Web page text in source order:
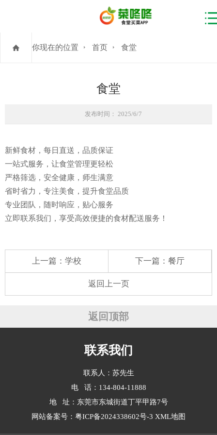
你现在的位置 首页 食堂
食堂
发布时间： 2025/6/7
新鲜食材，每日直送，品质保证
一站式服务，让食堂管理更轻松
严格筛选，安全健康，师生满意
省时省力，专注美食，提升食堂品质
专业团队，随时响应，贴心服务
立即联系我们，享受高效便捷的食材配送服务！
上一篇： 学校 下一篇： 餐厅
返回上一页
返回顶部
联系我们
联系人：苏先生
电 话：134-804-11888
地 址：东莞市东城街道丁平甲路7号
网站备案号： 粤ICP备2024338602号-3 XML地图